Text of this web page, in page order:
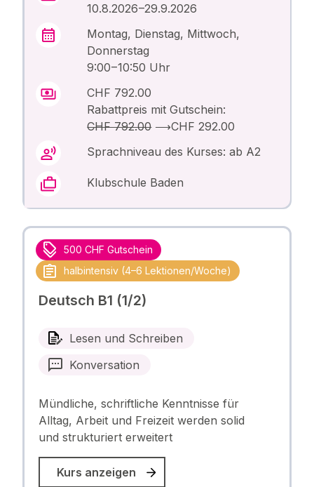
10.8.2026 –29.9.2026
Montag, Dienstag, Mittwoch,
Donnerstag
9:00 – 10:50 Uhr
CHF 792.00
Rabattpreis mit Gutschein:
CHF 792.00⟶CHF 292.00
Sprachniveau des Kurses: ab A2
Klubschule Baden
500 CHF Gutschein
halbintensiv (4–6 Lektionen/Woche)
Deutsch B1 (1/2)
Lesen und Schreiben
Konversation
Mündliche, schriftliche Kenntnisse für
Alltag, Arbeit und Freizeit werden solid
und strukturiert erweitert
Kurs anzeigen